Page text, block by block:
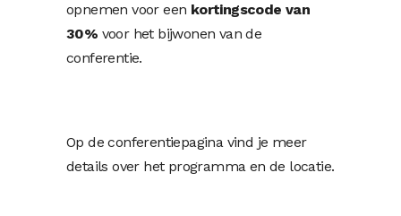
opnemen voor een kortingscode van
30% voor het bijwonen van de
conferentie.
Op de conferentiepagina vind je meer
details over het programma en de locatie.